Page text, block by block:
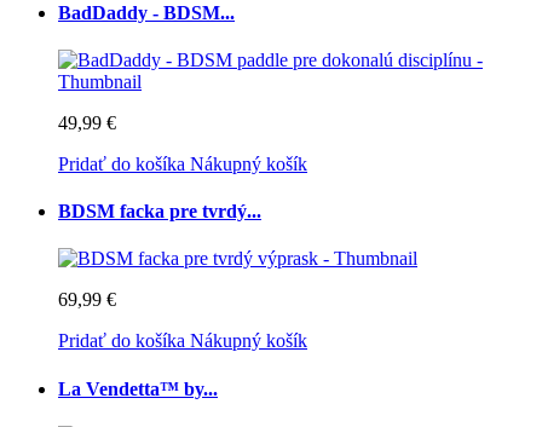
BadDaddy - BDSM...
49,99 €
Pridať do košíka Nákupný košík
BDSM facka pre tvrdý...
69,99 €
Pridať do košíka Nákupný košík
La Vendetta™ by...